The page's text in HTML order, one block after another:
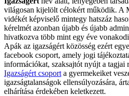
világosan kijelölt célokért működik. A
vidékét képviselő mintegy hatszáz
kérelmét azonban újabb és újabb
hivatkozva több mint egy éve
Apák az igazságért közösség ezért
facebook csoport, amely jogi
információkat, szaksajtót nyújt a tagjai
Igazságért csoport a gyermekeiket
igazságtalanságok ellensúlyozására,
elhárítása érdekében keletkezett.